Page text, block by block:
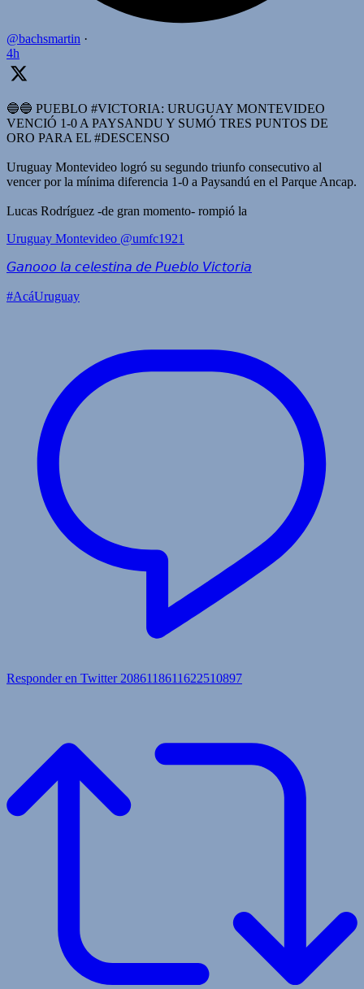
@bachsmartin ·
4h
🔵🔵 PUEBLO #VICTORIA: URUGUAY MONTEVIDEO
VENCIÓ 1-0 A PAYSANDU Y SUMÓ TRES PUNTOS DE
ORO PARA EL #DESCENSO
Uruguay Montevideo logró su segundo triunfo consecutivo al
vencer por la mínima diferencia 1-0 a Paysandú en el Parque Ancap.
Lucas Rodríguez -de gran momento- rompió la
Uruguay Montevideo @umfc1921
𝘎𝘢𝘯𝘰𝘰𝘰 𝘭𝘢 𝘤𝘦𝘭𝘦𝘴𝘵𝘪𝘯𝘢 𝘥𝘦 𝘗𝘶𝘦𝘣𝘭𝘰 𝘝𝘪𝘤𝘵𝘰𝘳𝘪𝘢
#AcáUruguay
Responder en Twitter 2086118611622510897